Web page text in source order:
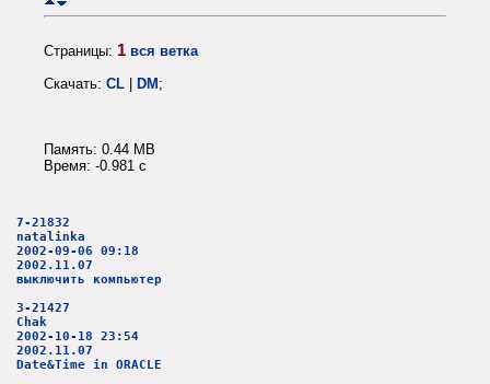
Страницы: 1 вся ветка
Скачать: CL DM ;
Память: 0.44 MB
Время: -0.981 c
7-21832
natalinka
2002-09-06 09:18
2002.11.07
выключить компьютер
3-21427
Chak
2002-10-18 23:54
2002.11.07
Date&Time in ORACLE